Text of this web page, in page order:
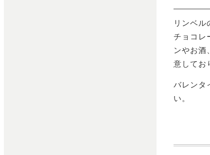
リンベル
チョコレ
ンやお酒
意してお
バレンタ
い。